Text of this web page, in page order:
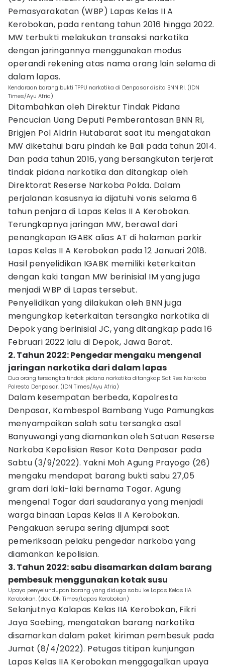
Pemasyarakatan (WBP) Lapas Kelas II A
Kerobokan, pada rentang tahun 2016 hingga 2022.
MW terbukti melakukan transaksi narkotika
dengan jaringannya menggunakan modus
operandi rekening atas nama orang lain selama di
dalam lapas.
Kendaraan barang bukti TPPU narkotika di Denpasar disita BNN RI. (IDN
Times/Ayu Afria)
Ditambahkan oleh Direktur Tindak Pidana
Pencucian Uang Deputi Pemberantasan BNN RI,
Brigjen Pol Aldrin Hutabarat saat itu mengatakan
MW diketahui baru pindah ke Bali pada tahun 2014.
Dan pada tahun 2016, yang bersangkutan terjerat
tindak pidana narkotika dan ditangkap oleh
Direktorat Reserse Narkoba Polda. Dalam
perjalanan kasusnya ia dijatuhi vonis selama 6
tahun penjara di Lapas Kelas II A Kerobokan.
Terungkapnya jaringan MW, berawal dari
penangkapan IGABK alias AT di halaman parkir
Lapas Kelas II A Kerobokan pada 12 Januari 2018.
Hasil penyelidikan IGABK memiliki keterkaitan
dengan kaki tangan MW berinisial IM yang juga
menjadi WBP di Lapas tersebut.
Penyelidikan yang dilakukan oleh BNN juga
mengungkap keterkaitan tersangka narkotika di
Depok yang berinisial JC, yang ditangkap pada 16
Februari 2022 lalu di Depok, Jawa Barat.
2. Tahun 2022: Pengedar mengaku mengenal
jaringan narkotika dari dalam lapas
Dua orang tersangka tindak pidana narkotika ditangkap Sat Res Narkoba
Polresta Denpasar. (IDN Times/Ayu Afria)
Dalam kesempatan berbeda, Kapolresta
Denpasar, Kombespol Bambang Yugo Pamungkas
menyampaikan salah satu tersangka asal
Banyuwangi yang diamankan oleh Satuan Reserse
Narkoba Kepolisian Resor Kota Denpasar pada
Sabtu (3/9/2022). Yakni Moh Agung Prayogo (26)
mengaku mendapat barang bukti sabu 27,05
gram dari laki-laki bernama Togar. Agung
mengenal Togar dari saudaranya yang menjadi
warga binaan Lapas Kelas II A Kerobokan.
Pengakuan serupa sering dijumpai saat
pemeriksaan pelaku pengedar narkoba yang
diamankan kepolisian.
3. Tahun 2022: sabu disamarkan dalam barang
pembesuk menggunakan kotak susu
Upaya penyelundupan barang yang diduga sabu ke Lapas Kelas IIA
Kerobokan. (dok.IDN Times/Lapas Kerobokan)
Selanjutnya Kalapas Kelas IIA Kerobokan, Fikri
Jaya Soebing, mengatakan barang narkotika
disamarkan dalam paket kiriman pembesuk pada
Jumat (8/4/2022). Petugas titipan kunjungan
Lapas Kelas IIA Kerobokan menggagalkan upaya